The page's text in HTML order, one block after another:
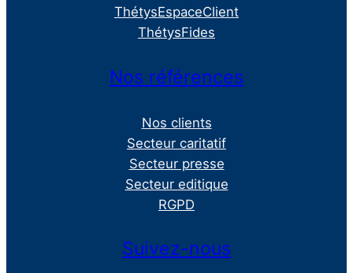
ThétysEspaceClient
ThétysFides
Nos références
Nos clients
Secteur caritatif
Secteur presse
Secteur editique
RGPD
Suivez-nous